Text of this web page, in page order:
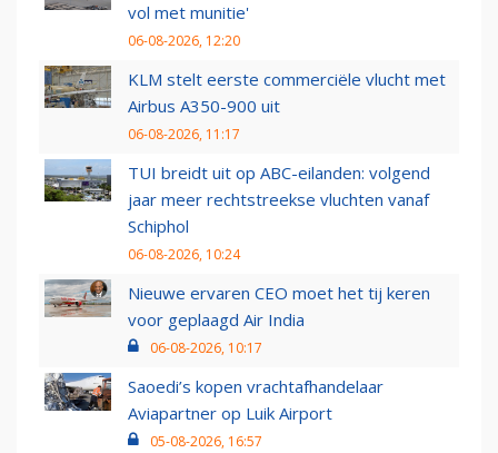
vol met munitie'
06-08-2026, 12:20
KLM stelt eerste commerciële vlucht met
Airbus A350-900 uit
06-08-2026, 11:17
TUI breidt uit op ABC-eilanden: volgend
jaar meer rechtstreekse vluchten vanaf
Schiphol
06-08-2026, 10:24
Nieuwe ervaren CEO moet het tij keren
voor geplaagd Air India
06-08-2026, 10:17
Saoedi’s kopen vrachtafhandelaar
Aviapartner op Luik Airport
05-08-2026, 16:57